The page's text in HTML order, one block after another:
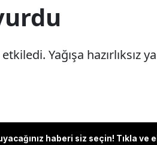
Yağışa hazırlıksız
haberi siz seçin! Tıkla ve